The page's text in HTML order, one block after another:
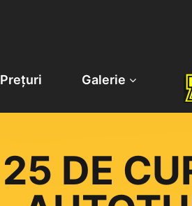
Prețuri Galerie
25 DE